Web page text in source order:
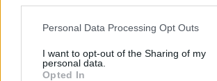
Personal Data Processing Opt Outs
I want to opt-out of the Sharing of my
personal data.
Opted In